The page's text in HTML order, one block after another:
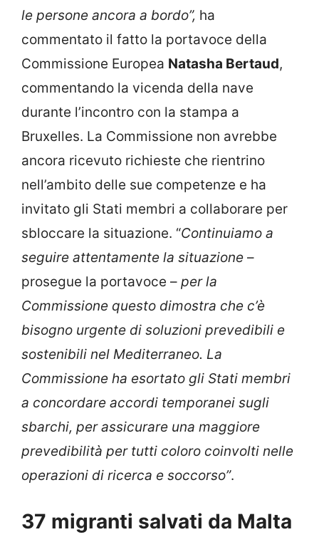
le persone ancora a bordo”, ha
commentato il fatto la portavoce della
Commissione Europea Natasha Bertaud,
commentando la vicenda della nave
durante l’incontro con la stampa a
Bruxelles. La Commissione non avrebbe
ancora ricevuto richieste che rientrino
nell’ambito delle sue competenze e ha
invitato gli Stati membri a collaborare per
sbloccare la situazione. “Continuiamo a
seguire attentamente la situazione –
prosegue la portavoce – per la
Commissione questo dimostra che c’è
bisogno urgente di soluzioni prevedibili e
sostenibili nel Mediterraneo. La
Commissione ha esortato gli Stati membri
a concordare accordi temporanei sugli
sbarchi, per assicurare una maggiore
prevedibilità per tutti coloro coinvolti nelle
operazioni di ricerca e soccorso”.
37 migranti salvati da Malta